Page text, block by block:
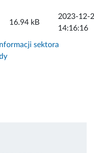
16.94 kB
2023-12-
14:16:16
sektora